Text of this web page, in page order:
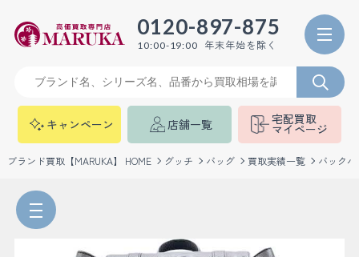
0120-897-875
10:00-19:00 年末年始を除く
キャンペーン 店舗一覧 宅配買取
マイページ
ブランド買取【MARUKA】 HOME グッチ バッグ 買取実績一覧 バック